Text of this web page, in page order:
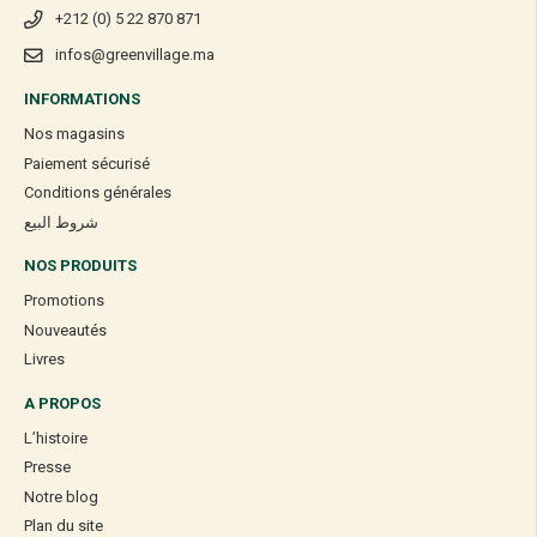
Facebook
Share on linkedin
Share on pinterest
Pinterest
Share on telegram
+212 (0) 5 22 870 871
infos@greenvillage.ma
INFORMATIONS
Nos magasins
Paiement sécurisé
Conditions générales
شروط البيع
NOS PRODUITS
Promotions
Nouveautés
Livres
A PROPOS
L’histoire
Presse
Notre blog
Plan du site